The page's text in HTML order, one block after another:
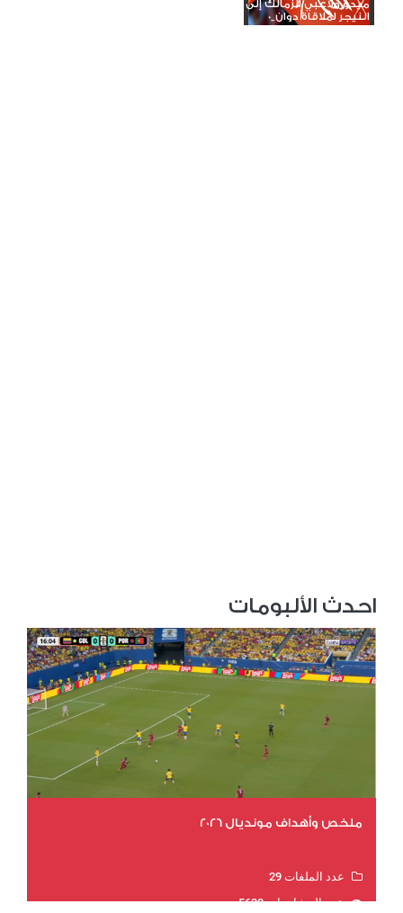
ميدو ولاعبي الزمالك إلى
النيجر لملاقاة دوان_0
احدث الألبومات
ملخص وأهداف مونديال 2026
عدد الملفات 29
عدد المشاهدات 5630